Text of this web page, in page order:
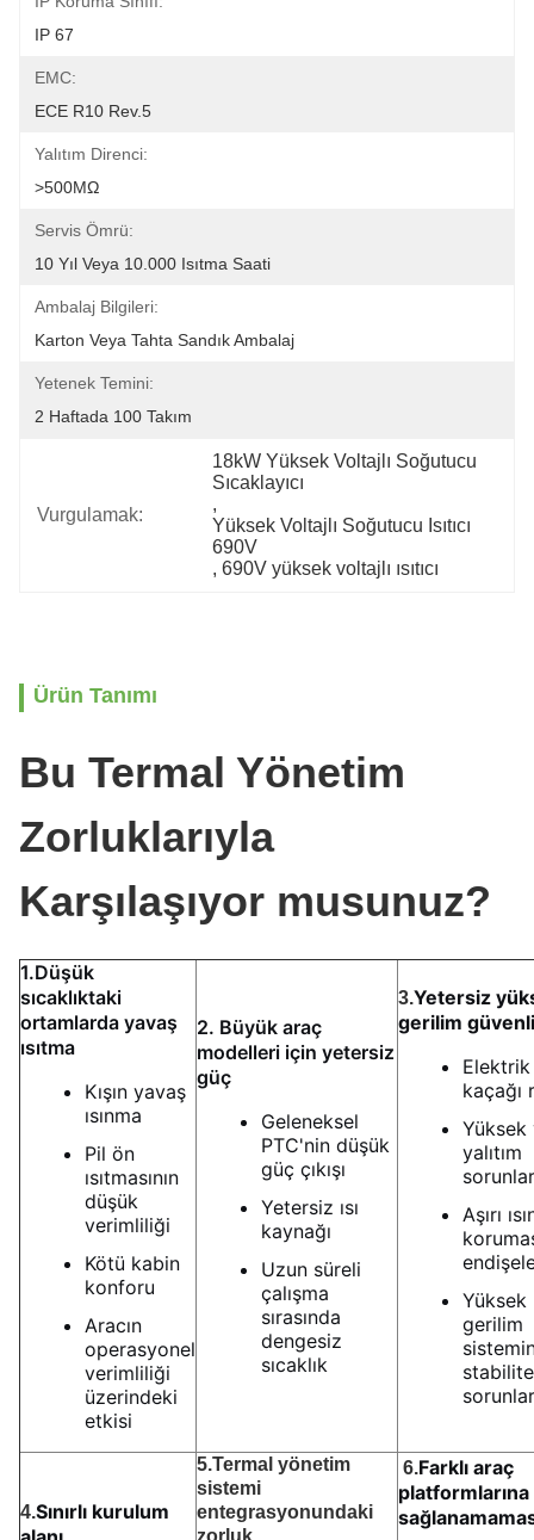
IP 67
EMC:
ECE R10 Rev.5
Yalıtım Direnci:
>500MΩ
Servis Ömrü:
10 Yıl Veya 10.000 Isıtma Saati
Ambalaj Bilgileri:
Karton Veya Tahta Sandık Ambalaj
Yetenek Temini:
2 Haftada 100 Takım
Vurgulamak:
18kW Yüksek Voltajlı Soğutucu
Sıcaklayıcı
,
Yüksek Voltajlı Soğutucu Isıtıcı
690V
, 690V yüksek voltajlı ısıtıcı
Ürün Tanımı
Bu Termal Yönetim
Zorluklarıyla
Karşılaşıyor musunuz?
1.Düşük
sıcaklıktaki
ortamlarda yavaş
ısıtma
Kışın yavaş
ısınma
Pil ön
ısıtmasının
düşük
verimliliği
Kötü kabin
konforu
Aracın
operasyonel
verimliliği
üzerindeki
etkisi
2. Büyük araç
modelleri için yetersiz
güç
Geleneksel
PTC'nin düşük
güç çıkışı
Yetersiz ısı
kaynağı
Uzun süreli
çalışma
sırasında
dengesiz
sıcaklık
3.Yetersiz
gerilim
Elektrik
kaçağı
yalıtım
Aşırı
Yüksek
gerilim
stabilite
4.Sınırlı kurulum
5.Termal yönetim
sistemi
entegrasyonundaki
zorluk
6.Farklı araç